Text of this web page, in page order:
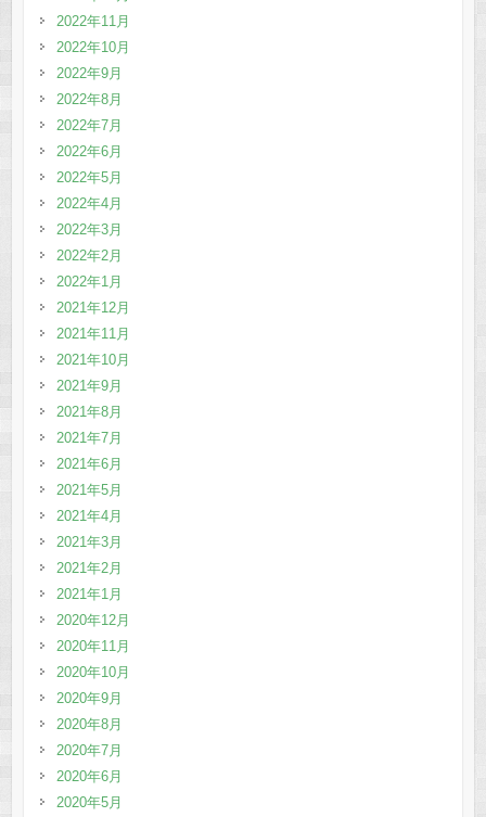
2022年11月
2022年10月
2022年9月
2022年8月
2022年7月
2022年6月
2022年5月
2022年4月
2022年3月
2022年2月
2022年1月
2021年12月
2021年11月
2021年10月
2021年9月
2021年8月
2021年7月
2021年6月
2021年5月
2021年4月
2021年3月
2021年2月
2021年1月
2020年12月
2020年11月
2020年10月
2020年9月
2020年8月
2020年7月
2020年6月
2020年5月